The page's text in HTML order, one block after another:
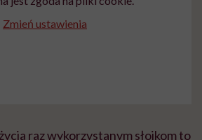
Zmień ustawienia
raz wykorzystanym słoikom to